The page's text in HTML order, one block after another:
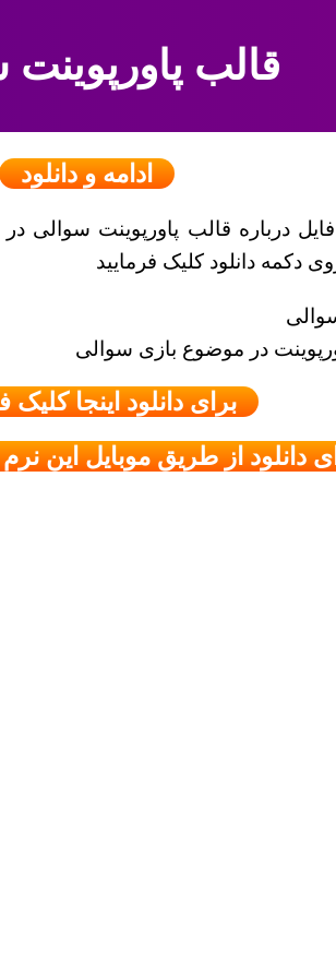
قالب
ادامه و دانلود
فایل درباره قالب پاورپوینت سوالی
دکمه دانلود کلیک فرمایید
در موضوع بازی سوالی
برای دانلود اینجا کلیک
دانلود از طریق موبایل این